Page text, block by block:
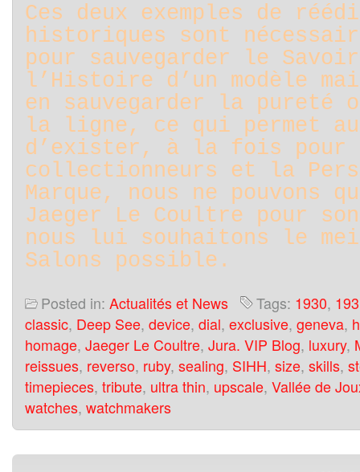
Ces deux exemples de
historiques sont
pour sauvegarder le
l’Histoire d’un modèle
en sauvegarder la pureté
la ligne, ce qui permet
d’exister, à la fois pour
collectionneurs et la
Marque, nous ne pouvons
Jaeger Le Coultre pour
nous lui souhaitons le
Salons possible.
Posted in: Actualités et News Tags: 1930,
classic, Deep See, device, dial, exclusive, geneva,
homage, Jaeger Le Coultre, Jura. VIP Blog, luxury,
reissues, reverso, ruby, sealing, SIHH, size, skills,
timepieces, tribute, ultra thin, upscale, Vallée de
watches, watchmakers